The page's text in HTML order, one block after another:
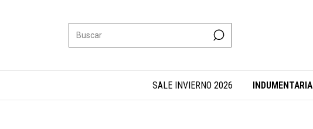
SALE INVIERNO 2026 INDUMENTARIA